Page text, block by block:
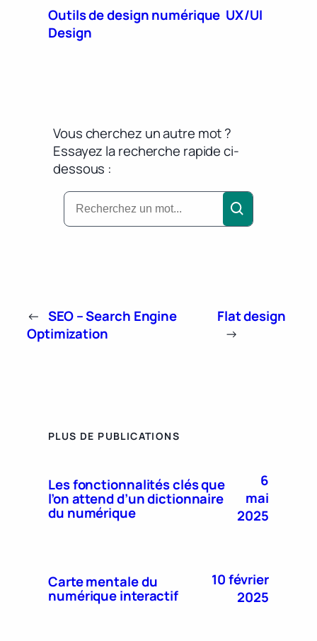
Outils de design numérique UX/UI
Design
Vous cherchez un autre mot ?
Essayez la recherche rapide ci-
dessous :
← SEO – Search Engine
Optimization
Flat design
→
PLUS DE PUBLICATIONS
Les fonctionnalités clés que
l’on attend d’un dictionnaire
du numérique
6
mai
2025
Carte mentale du
numérique interactif
10 février
2025